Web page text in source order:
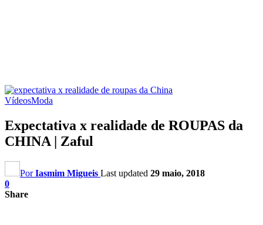
VídeosModa
Expectativa x realidade de ROUPAS da
CHINA | Zaful
PorIasmim Migueis Last updated 29 maio, 2018
0
Share